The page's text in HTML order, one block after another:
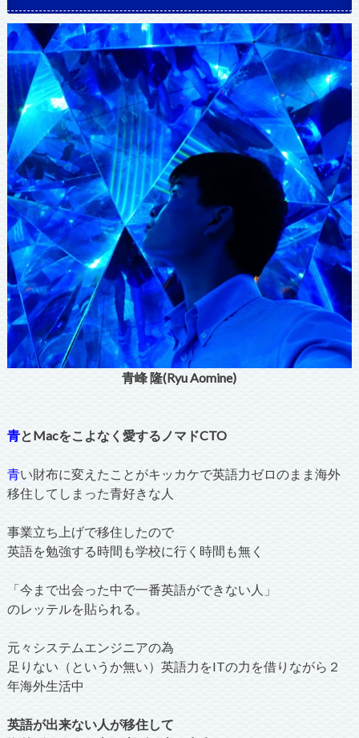
青峰 隆(Ryu Aomine)
青とMacをこよなく愛するノマドCTO
青い財布に変えたことがキッカケで英語力ゼロのまま海外
移住してしまった青好きな人
事業立ち上げで移住したので
英語を勉強する時間も学校に行く時間も無く
「今まで出会った中で一番英語ができない人」
のレッテルを貼られる。
元々システムエンジニアの為
足りない（というか無い）英語力をITの力を借りながら２
年海外生活中
英語が出来ない人が移住して